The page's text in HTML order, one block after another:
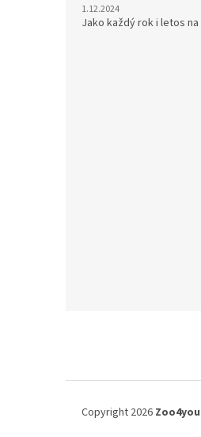
1.12.2024
Jako každý rok i letos na
Copyright 2026 Zoo4you